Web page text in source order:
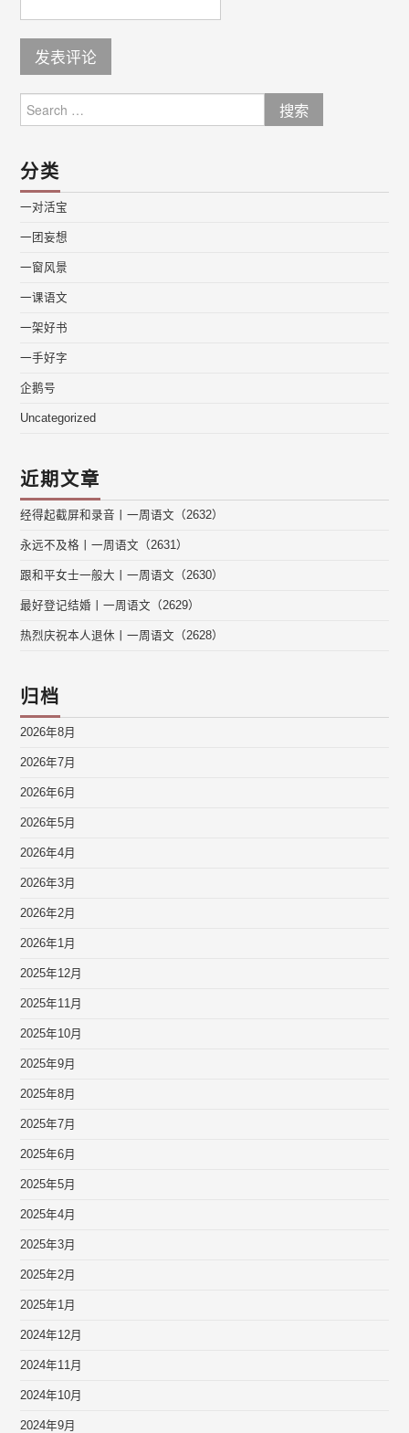
for:
分类
一对活宝
一团妄想
一窗风景
一课语文
一架好书
一手好字
企鹅号
Uncategorized
近期文章
经得起截屏和录音丨一周语文（2632）
永远不及格丨一周语文（2631）
跟和平女士一般大丨一周语文（2630）
最好登记结婚丨一周语文（2629）
热烈庆祝本人退休丨一周语文（2628）
归档
2026年8月
2026年7月
2026年6月
2026年5月
2026年4月
2026年3月
2026年2月
2026年1月
2025年12月
2025年11月
2025年10月
2025年9月
2025年8月
2025年7月
2025年6月
2025年5月
2025年4月
2025年3月
2025年2月
2025年1月
2024年12月
2024年11月
2024年10月
2024年9月